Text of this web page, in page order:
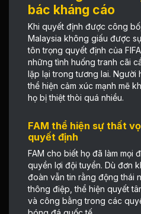
bác kháng cáo
Khi quyết định được công
Malaysia không giấu được
tôn trọng quyết định của
những tình huống tranh cãi
lặp lại trong tương lai. Người
thể hiện cảm xúc mạnh mẽ
họ bị thiệt thòi quá nhiều.
FAM thể hiện sự thất
quyết định
FAM cho biết họ đã làm mọi
quyền lợi đội tuyển. Dù đơn
đoàn vẫn tin rằng động thái
thông điệp, thể hiện quyết
và công bằng trong các